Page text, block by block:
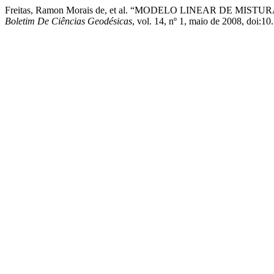
Freitas, Ramon Morais de, et al. “MODELO LINEAR DE
Boletim De Ciências Geodésicas, vol. 14, nº 1, maio de 2008,